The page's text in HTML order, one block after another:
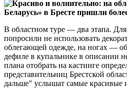
В областном туре — два этапа.
попросили не использовать
облегающей одежде, на ногах —
дефиле в купальнике в описании
плана отобрать на кастинге
представительниц Брестской
дальше" услышат самые красивые